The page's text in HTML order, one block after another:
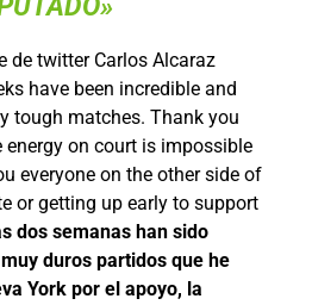
de twitter Carlos Alcaraz
have been incredible and
tough matches. Thank you
energy on court is impossible
everyone on the other side of
or getting up early to support
dos semanas han sido
duros partidos que he
York por el apoyo, la